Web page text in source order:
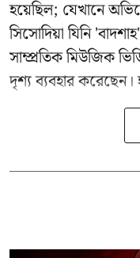
হয়েছিল; যেখানে
সিসোদিয়া যিনি
সাম্প্রতিক মিউজিক
দৃশ্য ব্যবহার করেছেন।